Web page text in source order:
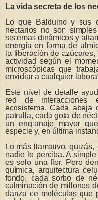
La vida secreta de los
Lo que Balduino y sus
nectarios no son
sistemas dinámicos y
energía en forma de
la liberación de
actividad según el
microscópicas que
envidiar a cualquier
Este nivel de detalle
red de interacciones
ecosistema. Cada abeja
patrulla, cada gota de
un engranaje mayor
especie y, en última
Lo más llamativo,
nadie lo perciba. A
es solo una flor. Pero
química, arquitectura
fondo, cada sorbo de
culminación de millones
danza de moléculas que